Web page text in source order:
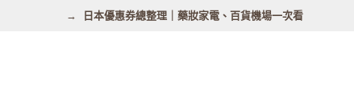
日本優惠券總整理｜藥妝家電、百貨機場一次看